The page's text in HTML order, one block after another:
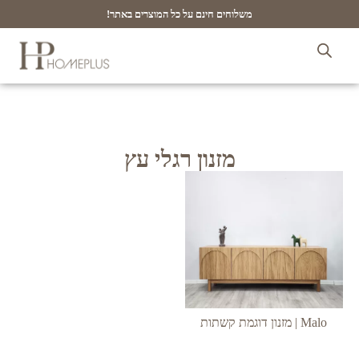
משלוחים חינם על כל המוצרים באתר!
מזנון רגלי עץ
Malo | מזנון דוגמת קשתות